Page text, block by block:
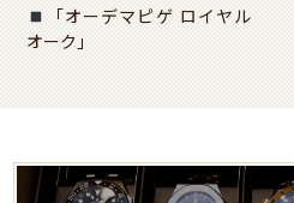
「オーデマピゲ ロイヤル
オーク」